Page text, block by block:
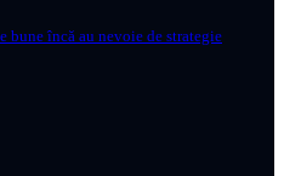
încă au nevoie de strategie